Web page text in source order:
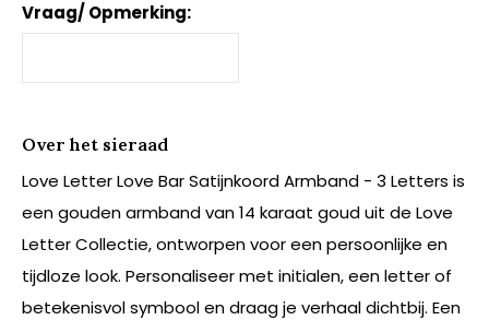
Vraag/ Opmerking:
Over het sieraad
Love Letter Love Bar Satijnkoord Armband - 3 Letters is
een gouden armband van 14 karaat goud uit de Love
Letter Collectie, ontworpen voor een persoonlijke en
tijdloze look. Personaliseer met initialen, een letter of
betekenisvol symbool en draag je verhaal dichtbij. Een